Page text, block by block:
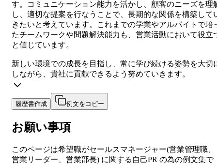
す。コミュニケーション能力を活かし、顧客のニーズを理
し、適切な提案を行なうことで、長期的な関係を構築して
きたいと考えています。これまでの学業やアルバイトで培
たチームワークや問題解決能力も、営業活動において役立
と信じています。
新しい環境での成長を目指し、常に学び続ける姿勢を大切
しながら、貴社に貢献できるよう努めていきます。
履歴書作成 例文をコピー
お願い事項
このページは希望職がセールスマネージャー(営業管理職、
営業リーダー、営業部長) に関する 自己PR の為の例文集で